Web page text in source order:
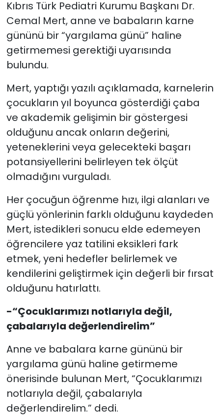
Kıbrıs Türk Pediatri Kurumu Başkanı Dr.
Cemal Mert, anne ve babaların karne
gününü bir “yargılama günü” haline
getirmemesi gerektiği uyarısında
bulundu.
Mert, yaptığı yazılı açıklamada, karnelerin
çocukların yıl boyunca gösterdiği çaba
ve akademik gelişimin bir göstergesi
olduğunu ancak onların değerini,
yeteneklerini veya gelecekteki başarı
potansiyellerini belirleyen tek ölçüt
olmadığını vurguladı.
Her çocuğun öğrenme hızı, ilgi alanları ve
güçlü yönlerinin farklı olduğunu kaydeden
Mert, istedikleri sonucu elde edemeyen
öğrencilere yaz tatilini eksikleri fark
etmek, yeni hedefler belirlemek ve
kendilerini geliştirmek için değerli bir fırsat
olduğunu hatırlattı.
-“Çocuklarımızı notlarıyla değil,
çabalarıyla değerlendirelim”
Anne ve babalara karne gününü bir
yargılama günü haline getirmeme
önerisinde bulunan Mert, “Çocuklarımızı
notlarıyla değil, çabalarıyla
değerlendirelim.” dedi.
SAĞLIK
Spor
TÜRKiYE
Video Galeri
YAŞAM
Yazarlar